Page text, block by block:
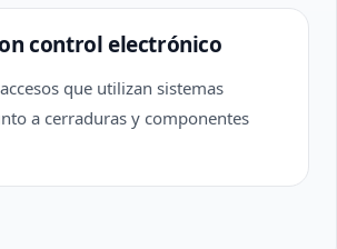
control electrónico
que utilizan sistemas
a cerraduras y componentes